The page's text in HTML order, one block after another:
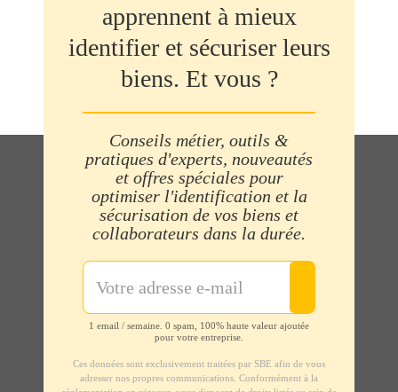
apprennent à mieux
identifier et sécuriser leurs
biens. Et vous ?
Conseils métier, outils &
pratiques d'experts, nouveautés
et offres spéciales pour
optimiser l'identification et la
sécurisation de vos biens et
collaborateurs dans la durée.
1 email / semaine. 0 spam, 100% haute valeur ajoutée
pour votre entreprise.
Ces données sont exclusivement traitées par SBE afin de vous
adresser nos propres communications. Conformément à la